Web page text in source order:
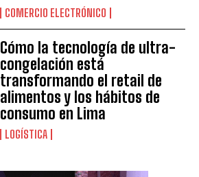
COMERCIO ELECTRÓNICO
Cómo la tecnología de ultra-
congelación está
transformando el retail de
alimentos y los hábitos de
consumo en Lima
LOGÍSTICA